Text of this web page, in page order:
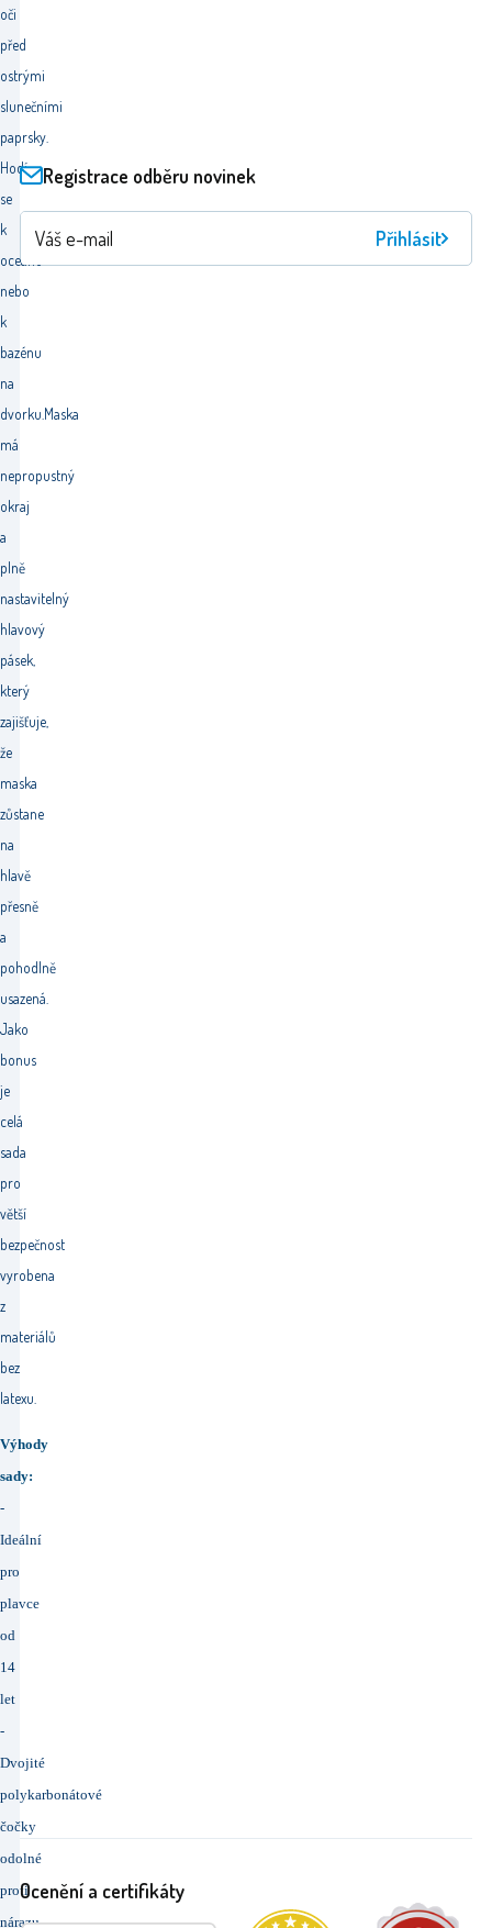
oči
před
ostrými
slunečními
paprsky.
Hodí
se
k
oceánu
nebo
k
bazénu
na
dvorku.Maska
má
nepropustný
okraj
a
plně
nastavitelný
hlavový
pásek,
který
zajišťuje,
že
maska
zůstane
na
hlavě
přesně
a
pohodlně
usazená.
Jako
bonus
je
celá
sada
pro
větší
bezpečnost
vyrobena
z
materiálů
bez
latexu.
Výhody
sady:
-
Ideální
pro
plavce
od
14
let
-
Dvojité
polykarbonátové
čočky
odolné
proti
nárazu
Registrace odběru novinek
Přihlásit
Ocenění a certifikáty